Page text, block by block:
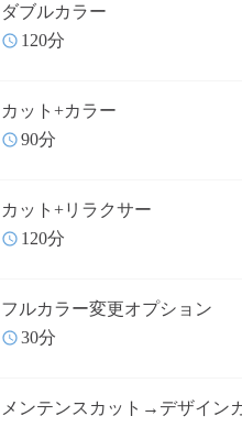
ダブルカラー
120分
カット+カラー
90分
カット+リラクサー
120分
フルカラー変更オプション
30分
メンテンスカット→デザイン